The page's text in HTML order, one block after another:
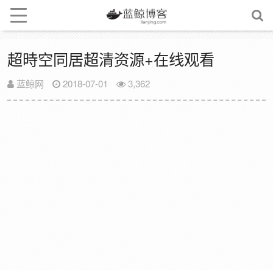
超時空同居超清资源+在线观看
蓝鲸网 2018-07-01 3,362